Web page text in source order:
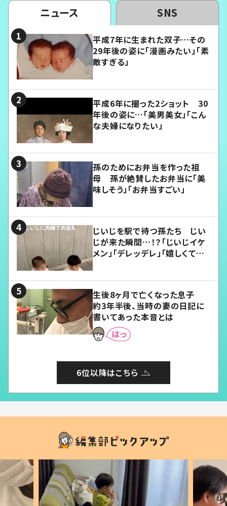
ニュース SNS
平成7年に生まれた双子…その
29年後の姿に「漫画みたい」「素
敵すぎる」
平成6年に撮った2ショット 30
年後の姿に…「美男美女」「こん
な夫婦になりたい」
孫のためにお弁当を作った祖
母 孫が絶賛したお弁当に「美
味しそう」「お弁当すごい」
じいじを駅で待つ孫たち じい
じが来た瞬間…！？「じいじイケ
メン」「デレッデレ」「嬉しくて可
生後8ヶ月で亡くなった息子
約3年半後、当時の妻の日記に
書いてあった本音とは
6位以降はこちら